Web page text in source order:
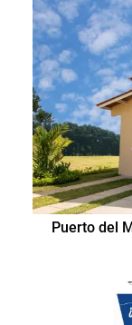
Puerto del